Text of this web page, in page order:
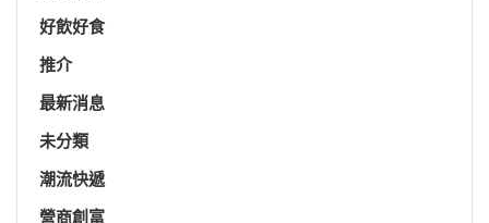
好飲好食
推介
最新消息
未分類
潮流快遞
營商創富